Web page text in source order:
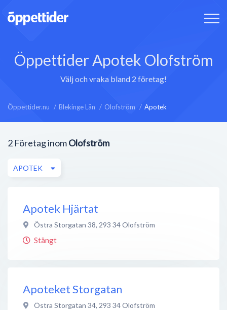
Öppettider Apotek Olofström
Välj och vraka bland 2 företag!
Öppettider.nu Blekinge Län Olofström Apotek
2 Företag inomOlofström
APOTEK
Apotek Hjärtat
Östra Storgatan 38, 293 34Olofström
Stängt
Apoteket Storgatan
Östra Storgatan 34, 293 34Olofström